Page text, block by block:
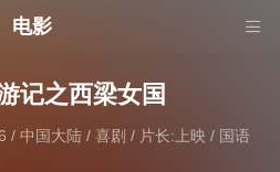
电影
记之西梁女国
/ 中国大陆 / 喜剧/ 片长:上映 / 国语